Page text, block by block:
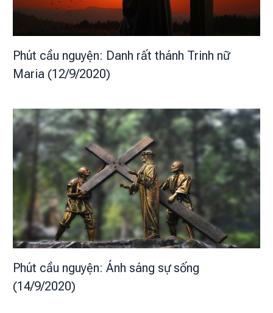
Phút cầu nguyện: Danh rất thánh Trinh nữ
Maria (12/9/2020)
Phút cầu nguyện: Ánh sáng sự sống
(14/9/2020)